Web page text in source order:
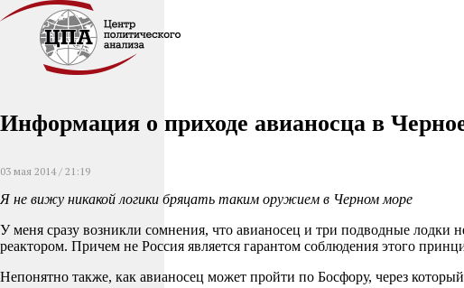
Информация о приходе авианосца в
03 мая 2014 / 21:19
Я не вижу никакой логики бряцать таким оружием в Черном море
У меня сразу возникли сомнения, что авианосец и три подводные лодки
реактором. Причем не Россия является гарантом соблюдения этого
Непонятно также, как авианосец может пройти по Босфору, через